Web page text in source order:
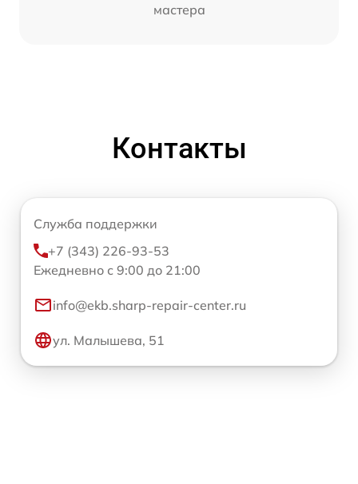
мастера
Контакты
Служба поддержки
+7 (343) 226-93-53
Ежедневно с 9:00 до 21:00
info@ekb.sharp-repair-center.ru
ул. Малышева, 51